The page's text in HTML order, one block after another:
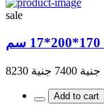
sale
جنية 7400 جنية 8230
Add to cart